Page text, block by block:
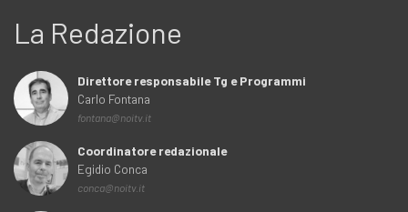
La Redazione
Direttore responsabile Tg e Programmi
Carlo Fontana
fontana@noitv.it
Coordinatore redazionale
Egidio Conca
conca@noitv.it